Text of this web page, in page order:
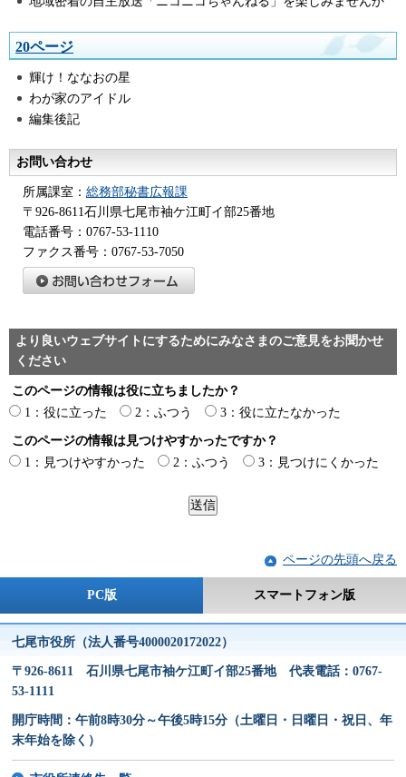
20ページ
輝け！ななおの星
わが家のアイドル
編集後記
お問い合わせ
所属課室： 総務部秘書広報課
〒926-8611石川県七尾市袖ケ江町イ部25番地
電話番号：0767-53-1110
ファクス番号：0767-53-7050
より良いウェブサイトにするためにみなさまのご意見をお聞かせ
ください
このページの情報は役に立ちましたか？
1：役に立った
2：ふつう 3：役に立たなかった
このページの情報は見つけやすかったですか？
1：見つけやすかった
2：ふつう 3：見つけにくかった
ページの先頭へ戻る
PC版 スマートフォン版
七尾市役所（法人番号4000020172022）
〒926-8611 石川県七尾市袖ケ江町イ部25番地 代表電話：0767-
53-1111
開庁時間：午前8時30分～午後5時15分（土曜日・日曜日・祝日、年
末年始を除く）